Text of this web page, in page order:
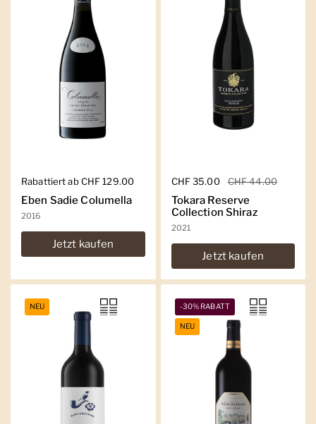
Regulärer Preis
Rabattiert ab CHF 129.00
Eben Sadie Columella
2016
Jetzt kaufen
Regulärer Preis
CHF 35.00 Sale-Preis
CHF 44.00
Tokara Reserve
Collection Shiraz
2021
Jetzt kaufen
NEU -30% RABATT
NEU